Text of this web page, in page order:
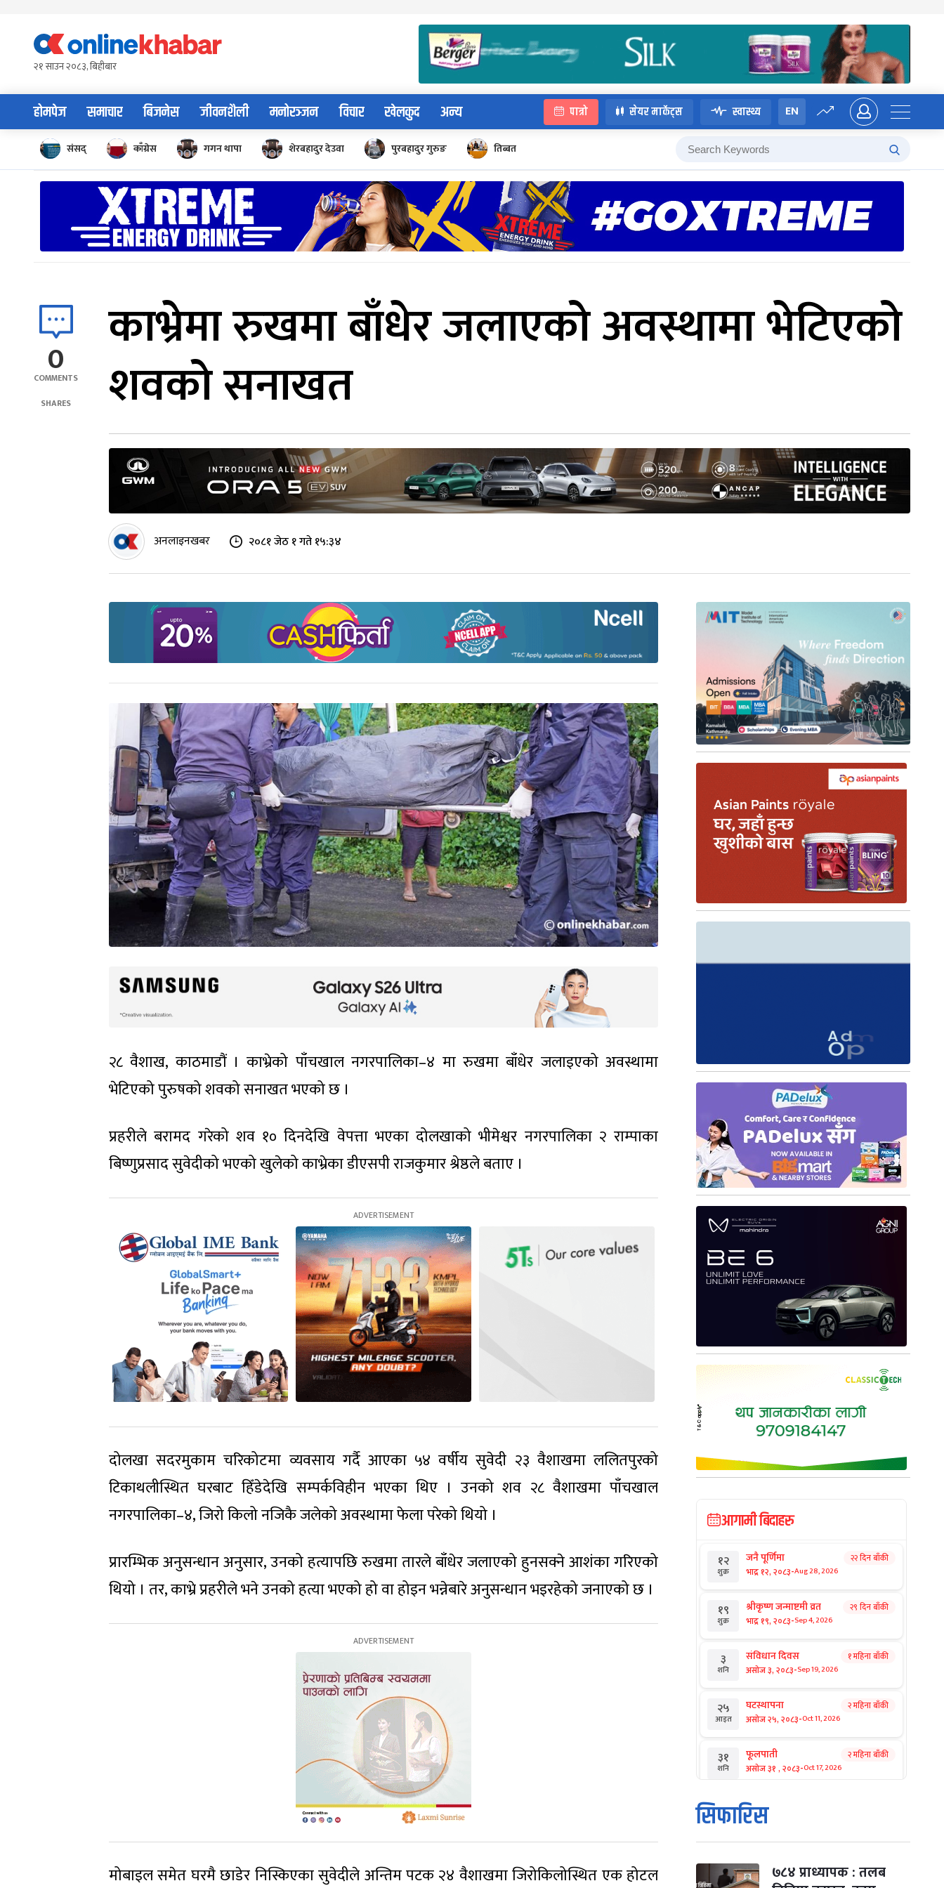
content२१ साउन २०८३, बिहीबार
होमपेज समाचार बिजनेस जीवनशैली मनोरञ्जन विचार खेलकुद अन्य पात्रो सेयर मार्केट्स स्वास्थ्य EN
संसद् काँग्रेस गगन थापा शेरबहादुर देउवा पुरबहादुर गुरुङ तिब्बत
0
COMMENTS
SHARES
काभ्रेमा रुखमा बाँधेर जलाएको अवस्थामा भेटिएको
शवको सनाखत
अनलाइनखबर २०८१ जेठ १ गते १५:३४
२८ वैशाख, काठमाडौं । काभ्रेको पाँचखाल नगरपालिका–४ मा रुखमा बाँधेर जलाइएको अवस्थामा
भेटिएको पुरुषको शवको सनाखत भएको छ ।
प्रहरीले बरामद गरेको शव १० दिनदेखि वेपत्ता भएका दोलखाको भीमेश्वर नगरपालिका २ राम्पाका
बिष्णुप्रसाद सुवेदीको भएको खुलेको काभ्रेका डीएसपी राजकुमार श्रेष्ठले बताए ।
दोलखा सदरमुकाम चरिकोटमा व्यवसाय गर्दै आएका ५४ वर्षीय सुवेदी २३ वैशाखमा ललितपुरको
टिकाथलीस्थित घरबाट हिँडेदेखि सम्पर्कविहीन भएका थिए । उनको शव २८ वैशाखमा पाँचखाल
नगरपालिका–४, जिरो किलो नजिकै जलेको अवस्थामा फेला परेको थियो ।
प्रारम्भिक अनुसन्धान अनुसार, उनको हत्यापछि रुखमा तारले बाँधेर जलाएको हुनसक्ने आशंका गरिएको
थियो । तर, काभ्रे प्रहरीले भने उनको हत्या भएको हो वा होइन भन्नेबारे अनुसन्धान भइरहेको जनाएको छ ।
मोबाइल समेत घरमै छाडेर निस्किएका सुवेदीले अन्तिम पटक २४ वैशाखमा जिरोकिलोस्थित एक होटल
आगामी बिदाहरु
१२
शुक्र
जनै पूर्णिमा
भाद्र १२, २०८३-Aug 28, 2026
२२ दिन बाँकी
१९
शुक्र
श्रीकृष्ण जन्माष्टमी व्रत
भाद्र १९, २०८३-Sep 4, 2026
२९ दिन बाँकी
३
शनि
संविधान दिवस
असोज ३, २०८३-Sep 19, 2026
१ महिना बाँकी
२५
आइत
घटस्थापना
असोज २५, २०८३-Oct 11, 2026
२ महिना बाँकी
३१
शनि
फूलपाती
असोज ३१ , २०८३-Oct 17, 2026
२ महिना बाँकी
१
आइत
कार्तिक सङ्क्रान्ति
कार्तिक १, २०८३
मंगल कार्तिक ३, २०८३ -Oct 20, 2026
सिफारिस
७८४ प्राध्यापक : तलब